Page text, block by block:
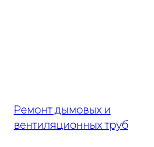
Ремонт дымовых и
вентиляционных труб